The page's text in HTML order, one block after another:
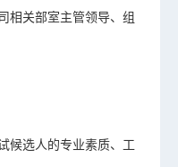
相关部室主管领导、组
候选人的专业素质、工